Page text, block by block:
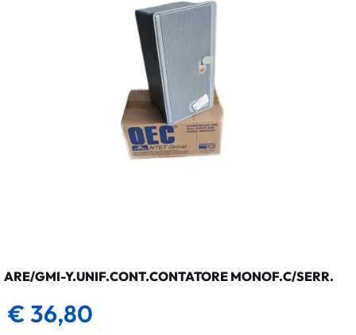
ARE/GMI-Y.UNIF.CONT.CONTATORE MONOF.C/SERR.
€ 36,80